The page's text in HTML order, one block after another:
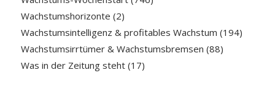
Wachstumshorizonte (2)
Wachstumsintelligenz & profitables Wachstum (194)
Wachstumsirrtümer & Wachstumsbremsen (88)
Was in der Zeitung steht(17)